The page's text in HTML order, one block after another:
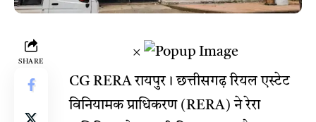
SHARE
×
CG RERA रायपुर। छत्तीसगढ़ रियल एस्टेट
विनियामक प्राधिकरण (RERA) ने रेरा